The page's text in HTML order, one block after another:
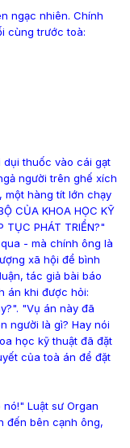
ngạc nhiên. Chính
cùng trước toà:
dụi thuốc vào cái gạt
người trên ghế xích
một hàng tít lớn chạy
CỦA KHOA HỌC KỸ
TỤC PHÁT TRIỂN?"
- mà chính ông là
xã hội để bình
tác giả bài báo
án khi được hỏi:
"Vụ án này đã
người là gì? Hay nói
học kỹ thuật đã đặt
của toà án để đặt
Luật sư Organ
đến bên cạnh ông,